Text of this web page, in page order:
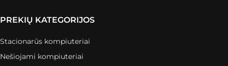
PREKIŲ KATEGORIJOS
Stacionarūs kompiuteriai
Nešiojami kompiuteriai